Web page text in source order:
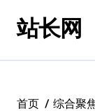
站长网
首页 综合聚